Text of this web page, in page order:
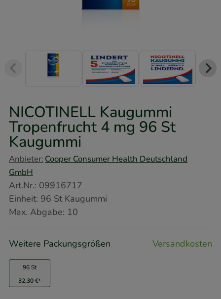
NICOTINELL Kaugummi
Tropenfrucht 4 mg 96 St
Kaugummi
Anbieter: Cooper Consumer Health Deutschland
GmbH
Art.Nr.: 09916717
Einheit: 96 StKaugummi
Max. Abgabe: 10
Weitere Packungsgrößen Versandkosten
96 St
32,30 €¹